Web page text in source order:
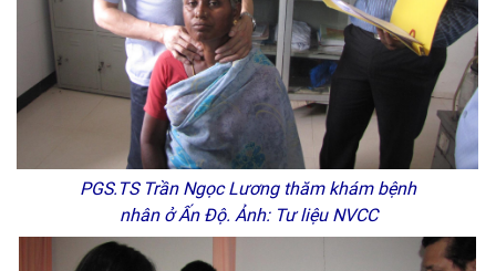
PGS.TS Trần Ngọc Lương thăm khám bệnh
nhân ở Ấn Độ. Ảnh: Tư liệu NVCC